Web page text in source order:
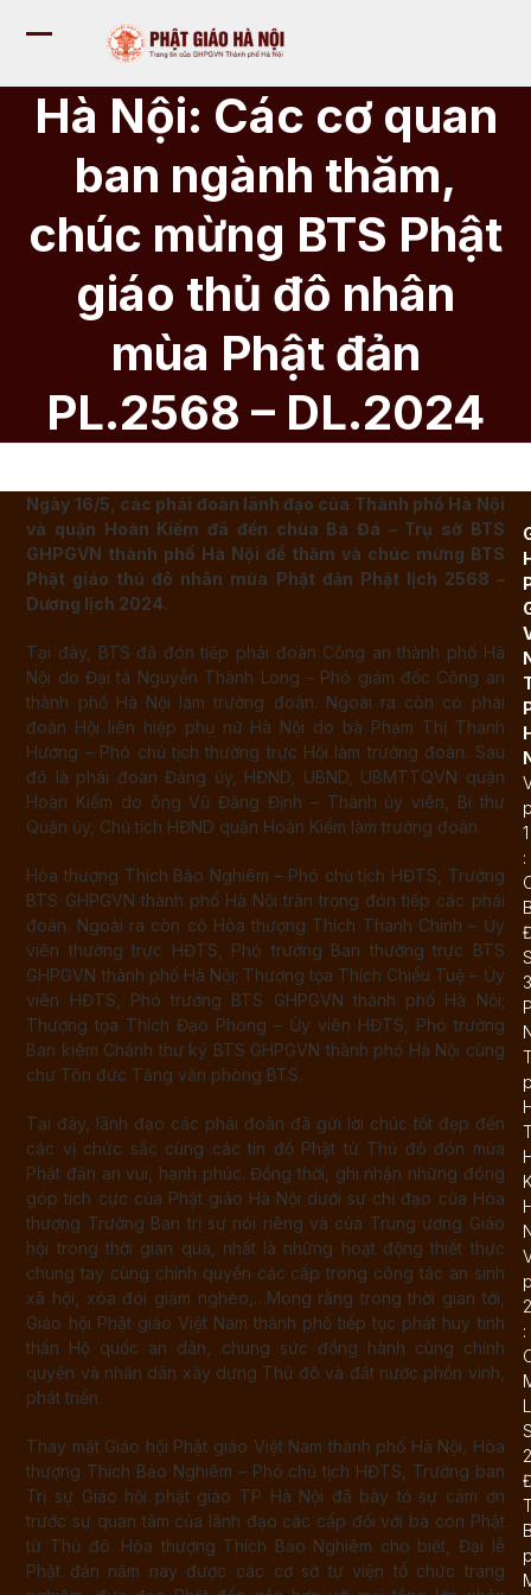
qua
nội
menu
di
động
menu
di
động
Hà Nội: Các cơ quan
ban ngành thăm,
chúc mừng BTS Phật
giáo thủ đô nhân
mùa Phật đản
PL.2568 – DL.2024
Ngày 16/5, các phái đoàn lãnh đạo của Thành phố Hà Nội
và quận Hoàn Kiếm đã đến chùa Bà Đá – Trụ sở BTS
GHPGVN thành phố Hà Nội để thăm và chúc mừng BTS
Phật giáo thủ đô nhân mùa Phật đản Phật lịch 2568 –
Dương lịch 2024.
Tại đây, BTS đã đón tiếp phái đoàn Công an thành phố Hà
Nội do Đại tá Nguyễn Thành Long – Phó giám đốc Công an
thành phố Hà Nội làm trưởng đoàn. Ngoài ra còn có phái
đoàn Hội liên hiệp phụ nữ Hà Nội do bà Phạm Thị Thanh
Hương – Phó chủ tịch thường trực Hội làm trưởng đoàn. Sau
đó là phái đoàn Đảng ủy, HĐND, UBND, UBMTTQVN quận
Hoàn Kiếm do ông Vũ Đăng Định – Thành ủy viên, Bí thư
Quận ủy, Chủ tịch HĐND quận Hoàn Kiếm làm trưởng đoàn.
Hòa thượng Thích Bảo Nghiêm – Phó chủ tịch HĐTS, Trưởng
BTS GHPGVN thành phố Hà Nội trân trọng đón tiếp các phái
đoàn. Ngoài ra còn có Hòa thượng Thích Thanh Chính – Ủy
viên thường trực HĐTS, Phó trưởng Ban thường trực BTS
GHPGVN thành phố Hà Nội; Thượng tọa Thích Chiếu Tuệ – Ủy
viên HĐTS, Phó trưởng BTS GHPGVN thành phố Hà Nội;
Thượng tọa Thích Đạo Phong – Ủy viên HĐTS, Phó trưởng
Ban kiêm Chánh thư ký BTS GHPGVN thành phố Hà Nội cùng
chư Tôn đức Tăng văn phòng BTS.
Tại đây, lãnh đạo các phái đoàn đã gửi lời chúc tốt đẹp đến
các vị chức sắc cùng các tín đồ Phật tử Thủ đô đón mùa
Phật đản an vui, hạnh phúc. Đồng thời, ghi nhận những đóng
góp tích cực của Phật giáo Hà Nội dưới sự chỉ đạo của Hòa
thượng Trưởng Ban trị sự nói riêng và của Trung ương Giáo
hội trong thời gian qua, nhất là những hoạt động thiết thực
chung tay cùng chính quyền các cấp trong công tác an sinh
xã hội, xóa đói giảm nghèo,…Mong rằng trong thời gian tới,
Giáo hội Phật giáo Việt Nam thành phố tiếp tục phát huy tinh
thần Hộ quốc an dân, chung sức đồng hành cùng chính
quyền và nhân dân xây dựng Thủ đô và đất nước phồn vinh,
phát triển.
Thay mặt Giáo hội Phật giáo Việt Nam thành phố Hà Nội, Hòa
thượng Thích Bảo Nghiêm – Phó chủ tịch HĐTS, Trưởng ban
Trị sự Giáo hội phật giáo TP Hà Nội đã bày tỏ sự cảm ơn
trước sự quan tâm của lãnh đạo các cấp đối với bà con Phật
tử Thủ đô. Hòa thượng Thích Bảo Nghiêm cho biết, Đại lễ
Phật đản năm nay được các cơ sở tự viện tổ chức trang
1
:
3
2
:
2